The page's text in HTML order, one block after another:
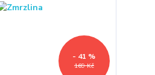
169 Kč
- 41 %